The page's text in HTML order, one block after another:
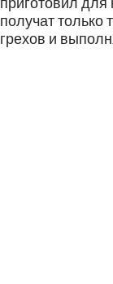
получат только
грехов и